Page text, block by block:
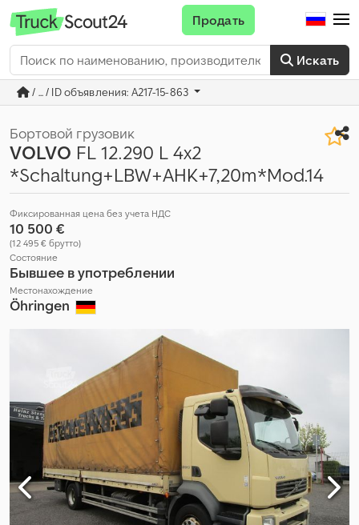
Искать
Продать
/ ... / ID объявления: A217-15-863
Бортовой грузовик
VOLVO FL 12.290 L 4x2
*Schaltung+LBW+AHK+7,20m*Mod.14
Фиксированная цена без учета НДС
10 500 €
(12 495 € брутто)
Состояние
Бывшее в употреблении
Местонахождение
Öhringen